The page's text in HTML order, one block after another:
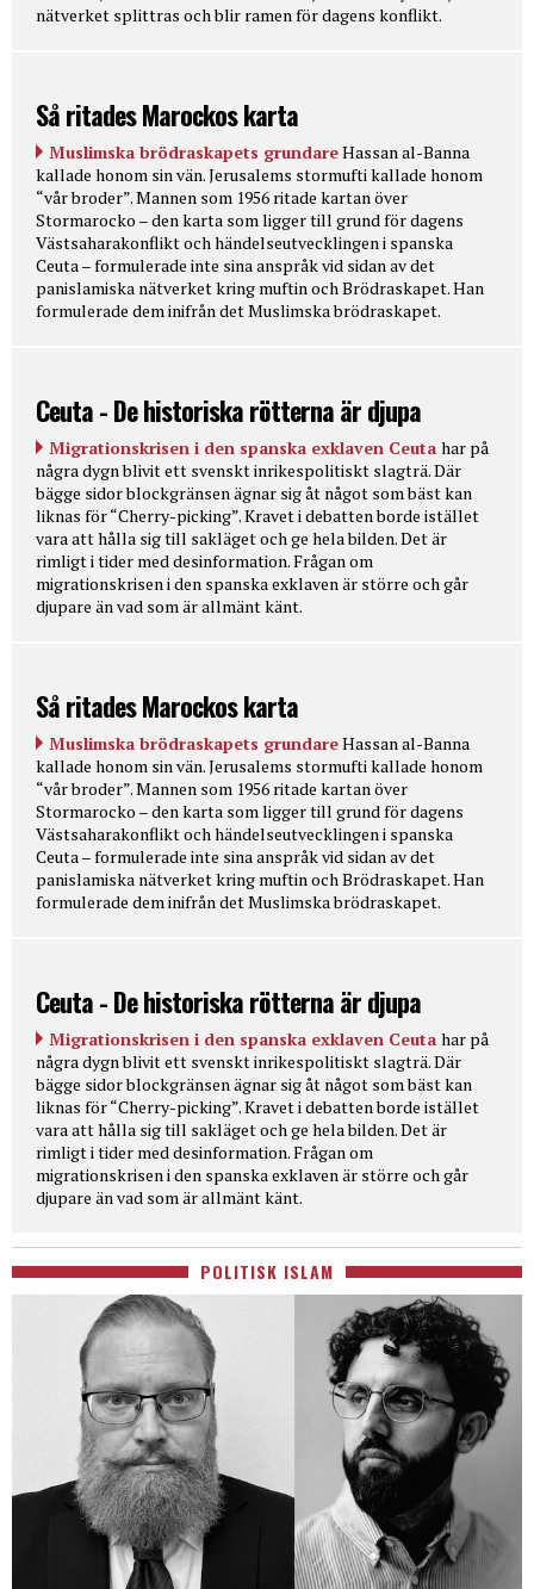
nätverket splittras och blir ramen för dagens konflikt.
Så ritades Marockos karta
Muslimska brödraskapets grundareHassan al-Banna
kallade honom sin vän. Jerusalems stormufti kallade honom
“vår broder”. Mannen som 1956 ritade kartan över
Stormarocko – den karta som ligger till grund för dagens
Västsaharakonflikt och händelseutvecklingen i spanska
Ceuta – formulerade inte sina anspråk vid sidan av det
panislamiska nätverket kring muftin och Brödraskapet. Han
formulerade dem inifrån det Muslimska brödraskapet.
Ceuta - De historiska rötterna är djupa
Migrationskrisen i den spanska exklaven Ceuta har på
några dygn blivit ett svenskt inrikespolitiskt slagträ. Där
bägge sidor blockgränsen ägnar sig åt något som bäst kan
liknas för “Cherry-picking”. Kravet i debatten borde istället
vara att hålla sig till sakläget och ge hela bilden. Det är
rimligt i tider med desinformation. Frågan om
migrationskrisen i den spanska exklaven är större och går
djupare än vad som är allmänt känt.
Så ritades Marockos karta
Muslimska brödraskapets grundareHassan al-Banna
kallade honom sin vän. Jerusalems stormufti kallade honom
“vår broder”. Mannen som 1956 ritade kartan över
Stormarocko – den karta som ligger till grund för dagens
Västsaharakonflikt och händelseutvecklingen i spanska
Ceuta – formulerade inte sina anspråk vid sidan av det
panislamiska nätverket kring muftin och Brödraskapet. Han
formulerade dem inifrån det Muslimska brödraskapet.
Ceuta - De historiska rötterna är djupa
Migrationskrisen i den spanska exklaven Ceuta har på
några dygn blivit ett svenskt inrikespolitiskt slagträ. Där
bägge sidor blockgränsen ägnar sig åt något som bäst kan
liknas för “Cherry-picking”. Kravet i debatten borde istället
vara att hålla sig till sakläget och ge hela bilden. Det är
rimligt i tider med desinformation. Frågan om
migrationskrisen i den spanska exklaven är större och går
djupare än vad som är allmänt känt.
POLITISK ISLAM